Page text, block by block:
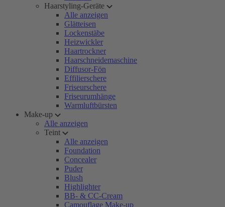
Haarstyling-Geräte
Alle anzeigen
Glätteisen
Lockenstäbe
Heizwickler
Haartrockner
Haarschneidemaschine
Diffusor-Fön
Effilierschere
Friseurschere
Friseurumhänge
Warmluftbürsten
Make-up
Alle anzeigen
Teint
Alle anzeigen
Foundation
Concealer
Puder
Blush
Highlighter
BB- & CC-Cream
Camouflage Make-up